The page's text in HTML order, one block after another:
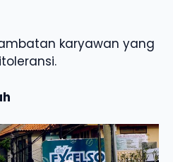
karyawan yang